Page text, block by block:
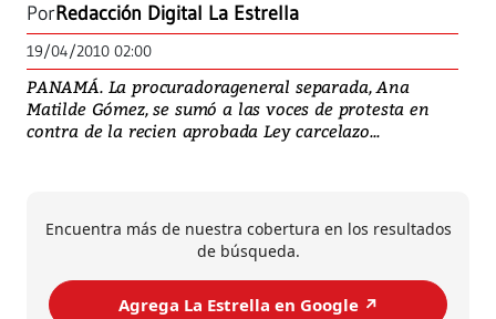
PorRedacción Digital La Estrella
19/04/2010 02:00
PANAMÁ. La procuradorageneral separada, Ana
Matilde Gómez, se sumó a las voces de protesta en
contra de la recien aprobada Ley carcelazo...
Encuentra más de nuestra cobertura en los resultados
de búsqueda.
Agrega La Estrella en Google ↗️